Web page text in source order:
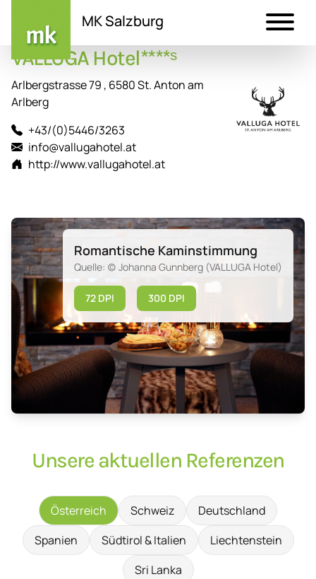
Inhalt
MK Salzburg
VALLUGA Hotel****ˢ
Arlbergstrasse 79 , 6580 St. Anton am
Arlberg
+43/(0)5446/3263
info@vallugahotel.at
http://www.vallugahotel.at
Romantische Kaminstimmung
Quelle: (c) Johanna Gunnberg (VALLUGA Hotel)
72 DPI 300 DPI
Unsere aktuellen Referenzen
Österreich Schweiz
Deutschland
Spanien
Südtirol & Italien
Liechtenstein
Sri Lanka